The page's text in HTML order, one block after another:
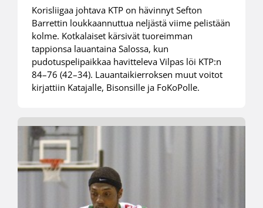
Korisliigaa johtava KTP on hävinnyt Sefton
Barrettin loukkaannuttua neljästä viime pelistään
kolme. Kotkalaiset kärsivät tuoreimman
tappionsa lauantaina Salossa, kun
pudotuspelipaikkaa havitteleva Vilpas löi KTP:n
84–76 (42–34). Lauantaikierroksen muut voitot
kirjattiin Katajalle, Bisonsille ja FoKoPolle.